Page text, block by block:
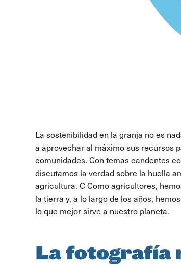
La sostenibilidad en la granja no es
a aprovechar al máximo sus recursos
comunidades. Con temas candentes
discutamos la verdad sobre la huella
agricultura. C Como agricultores,
la tierra y, a lo largo de los años,
lo que mejor sirve a nuestro planeta.
La fotografía